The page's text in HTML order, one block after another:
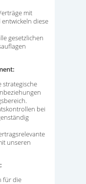
mit
diese
gesetzlichen
strategische
bei
unseren
für die